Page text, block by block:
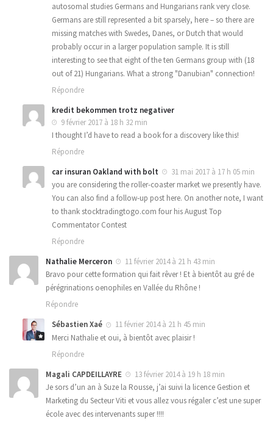
autosomal studies Germans and Hungarians rank very close.
Germans are still represented a bit sparsely, here – so there are
missing matches with Swedes, Danes, or Dutch that would
probably occur in a larger population sample. It is still
interesting to see that eight of the ten Germans group with (18
out of 21) Hungarians. What a strong "Danubian" connection!
Répondre
kredit bekommen trotz negativer
9 février 2017 à 18 h 32 min
I thought I’d have to read a book for a discovery like this!
Répondre
car insuran Oakland with bolt
31 mai 2017 à 17 h 05 min
you are considering the roller-coaster market we presently have.
You can also find a follow-up post here. On another note, I want
to thank stocktradingtogo.com four his August Top
Commentator Contest
Répondre
Nathalie Merceron
11 février 2014 à 21 h 43 min
Bravo pour cette formation qui fait rêver ! Et à bientôt au gré de
pérégrinations oenophiles en Vallée du Rhône !
Répondre
Sébastien Xaé
11 février 2014 à 21 h 45 min
Merci Nathalie et oui, à bientôt avec plaisir !
Répondre
Magali CAPDEILLAYRE
13 février 2014 à 19 h 18 min
Je sors d’un an à Suze la Rousse, j’ai suivi la licence Gestion et
Marketing du Secteur Viti et vous allez vous régaler c’est une super
école avec des intervenants super !!!!